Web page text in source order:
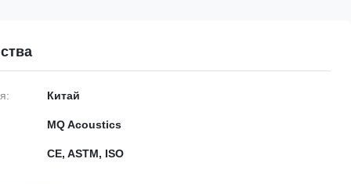
Китай
MQ Acoustics
CE, ASTM, ISO